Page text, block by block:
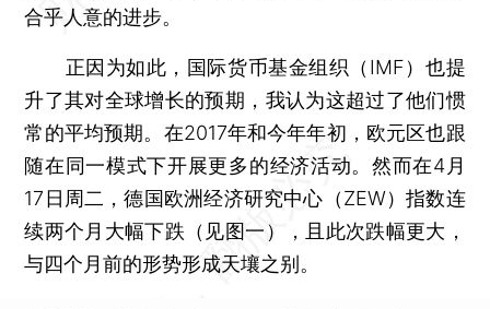
合乎人意的进步。
正因为如此，国际货币基金组织（IMF）也提
升了其对全球增长的预期，我认为这超过了他们惯
常的平均预期。在2017年和今年年初，欧元区也跟
随在同一模式下开展更多的经济活动。然而在4月
17日周二，德国欧洲经济研究中心（ZEW）指数连
续两个月大幅下跌（见图一），且此次跌幅更大，
与四个月前的形势形成天壤之别。